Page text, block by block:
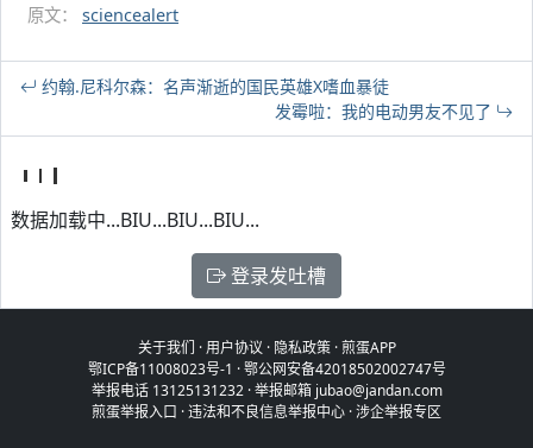
原文： sciencealert
约翰.尼科尔森：名声渐逝的国民英雄X嗜血暴徒
发霉啦：我的电动男友不见了
数据加载中...BIU...BIU...BIU...
登录发吐槽
关于我们 ·用户协议 · 隐私政策·煎蛋APP
鄂ICP备11008023号-1 ·鄂公网安备42018502002747号
举报电话 13125131232 · 举报邮箱 jubao@jandan.com
煎蛋举报入口 ·违法和不良信息举报中心 ·涉企举报专区